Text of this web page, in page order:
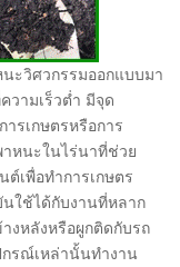
ะวิศวกรรมออกแบบมา
วามเร็วต่ำ มีจุด
รเกษตรหรือการ
หนะในไร่นาที่ช่วย
เพื่อทำการเกษตร
ใช้ได้กับงานที่หลาก
งหลังหรือผูกติดกับรถ
กรณ์เหล่านั้นทำงาน